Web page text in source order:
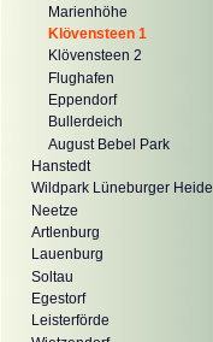
Marienhöhe
Klövensteen 1
Klövensteen 2
Flughafen
Eppendorf
Bullerdeich
August Bebel Park
Hanstedt
Wildpark Lüneburger Heide
Neetze
Artlenburg
Lauenburg
Soltau
Egestorf
Leisterförde